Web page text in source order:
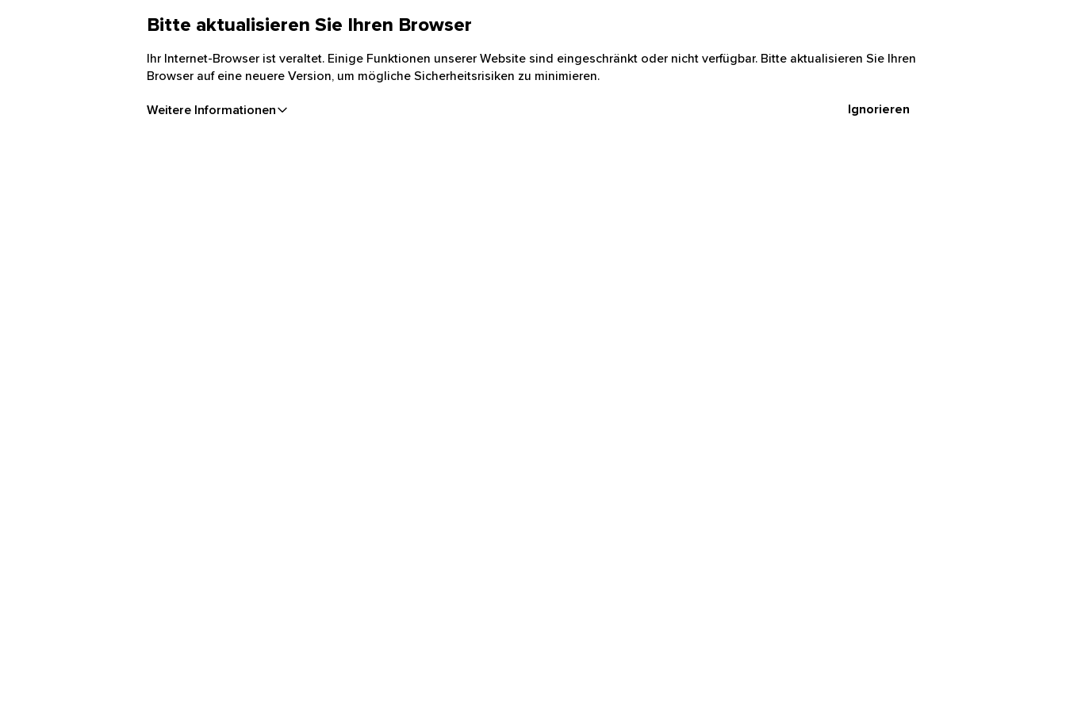
Bitte aktualisieren Sie Ihren Browser
Ihr Internet-Browser ist veraltet. Einige Funktionen unserer Website sind eingeschränkt oder nicht verfügbar. Bitte aktualisieren Sie Ihren
Browser auf eine neuere Version, um mögliche Sicherheitsrisiken zu minimieren.
Weitere Informationen Ignorieren